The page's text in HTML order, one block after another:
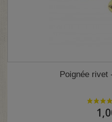
Poignée rivet